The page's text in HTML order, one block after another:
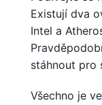
Existují dva
Intel a
stáhnout pro
Všechno je